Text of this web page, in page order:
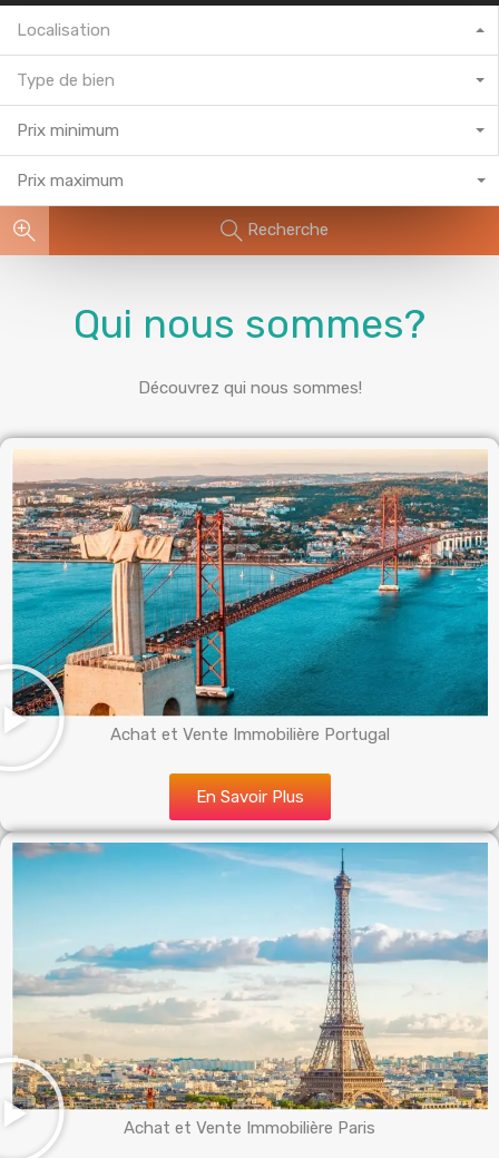
Localisation
Type de bien
Prix minimum
Prix maximum
Recherche
Qui nous sommes?
Découvrez qui nous sommes!
Achat et Vente Immobilière Portugal
En Savoir Plus
Achat et Vente Immobilière Paris